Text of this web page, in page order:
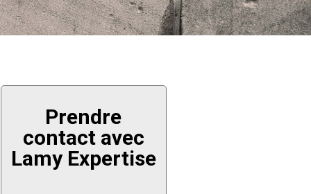
Prendre
contact avec
Lamy Expertise